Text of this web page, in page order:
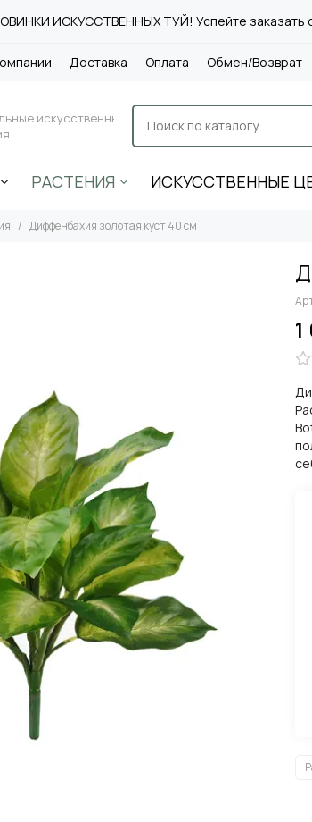
ИСКУССТВЕННЫХ ТУЙ! Успейте заказать
Доставка Оплата Обмен/Возврат
искусственные
РАСТЕНИЯ ИСКУССТВЕННЫЕ
Диффенбахия золотая куст 40 см